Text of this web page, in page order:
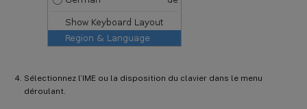
Sélectionnez l’IME ou la disposition du clavier dans le menu
déroulant.